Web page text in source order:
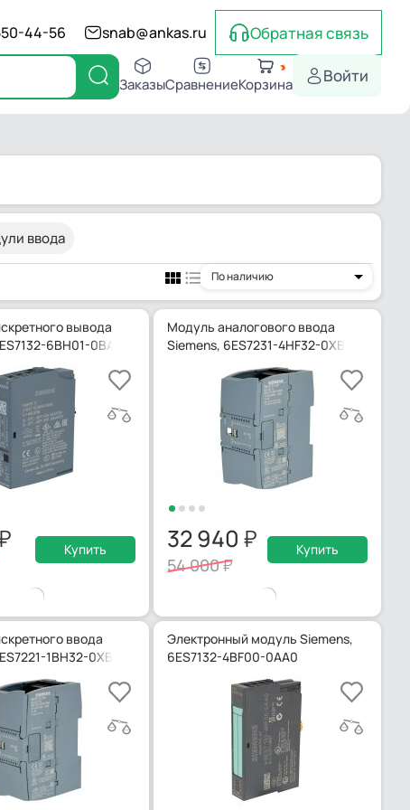
44-56 snab@ankas.ru Обратная связь
ЗаказыСравнениеКорзина Войти
ввода
По наличию
вывода
6BH01-0BA0
Купить
Модуль аналогового ввода
Siemens, 6ES7231-4HF32-0XB0
32 940
54 000
Купить
ввода
1BH32-0XB0
Электронный модуль Siemens,
6ES7132-4BF00-0AA0